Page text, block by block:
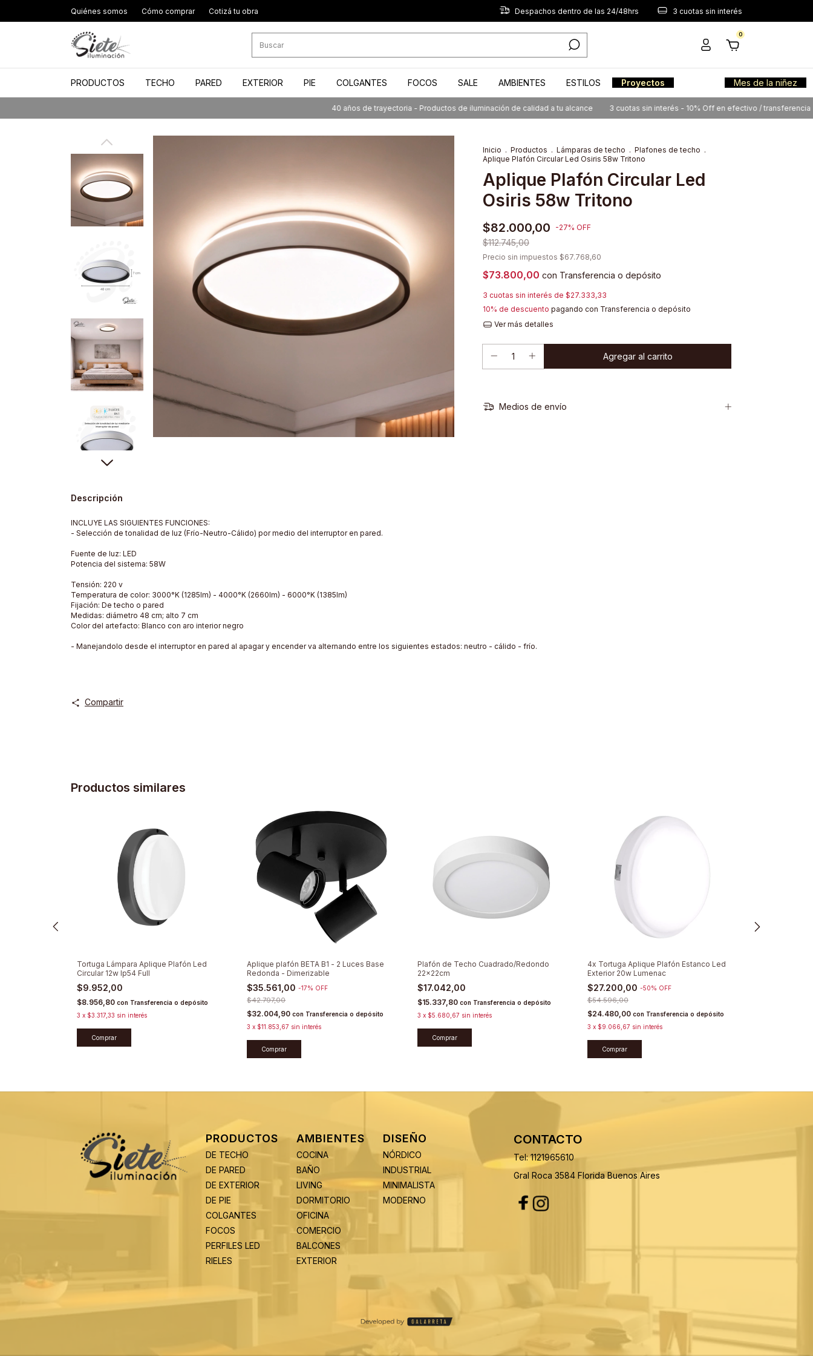
Quiénes somos Cómo comprar Cotizá tu obra Despachos dentro de las 24/48hrs 3 cuotas sin interés
0
PRODUCTOS TECHO PARED EXTERIOR PIE COLGANTES FOCOS SALE AMBIENTES ESTILOS Proyectos Mes de la niñez
40 años de trayectoria - Productos de iluminación de calidad a tu alcance 3 cuotas sin interés - 10% Off en efectivo / transferencia
Inicio . Productos . Lámparas de techo . Plafones de techo .
Aplique Plafón Circular Led Osiris 58w Tritono
Aplique Plafón Circular Led
Osiris 58w Tritono
$82.000,00 -27% OFF
$112.745,00
Precio sin impuestos $67.768,60
$73.800,00 con Transferencia o depósito
3 cuotas sin interés de $27.333,33
10% de descuento pagando con Transferencia o depósito
Ver más detalles
Medios de envío
Descripción
INCLUYE LAS SIGUIENTES FUNCIONES:
- Selección de tonalidad de luz (Frío-Neutro-Cálido) por medio del interruptor en pared.
Fuente de luz: LED
Potencia del sistema: 58W
Tensión: 220 v
Temperatura de color: 3000°K (1285lm) - 4000°K (2660lm) - 6000°K (1385lm)
Fijación: De techo o pared
Medidas: diámetro 48 cm; alto 7 cm
Color del artefacto: Blanco con aro interior negro
- Manejandolo desde el interruptor en pared al apagar y encender va alternando entre los siguientes estados: neutro - cálido - frío.
Compartir
Productos similares
Tortuga Lámpara Aplique Plafón Led
Circular 12w Ip54 Full
$9.952,00
$8.956,80 con Transferencia o depósito
3 x $3.317,33 sin interés
Comprar
Aplique plafón BETA B1 - 2 Luces Base
Redonda - Dimerizable
$35.561,00-17% OFF
$42.797,00
$32.004,90con Transferencia o depósito
3 x $11.853,67 sin interés
Comprar
Plafón de Techo Cuadrado/Redondo
22x22cm
$17.042,00
$15.337,80 con Transferencia o depósito
3 x $5.680,67 sin interés
Comprar
4x Tortuga Aplique Plafón Estanco Led
Exterior 20w Lumenac
$27.200,00 -50% OFF
$54.596,00
$24.480,00 con Transferencia o depósito
3 x $9.066,67 sin interés
Comprar
PRODUCTOS
DE TECHO
DE PARED
DE EXTERIOR
DE PIE
COLGANTES
FOCOS
PERFILES LED
RIELES
AMBIENTES
COCINA
BAÑO
LIVING
DORMITORIO
OFICINA
COMERCIO
BALCONES
EXTERIOR
DISEÑO
NÓRDICO
INDUSTRIAL
MINIMALISTA
MODERNO
CONTACTO
Tel: 1121965610
Gral Roca 3584 Florida Buenos Aires